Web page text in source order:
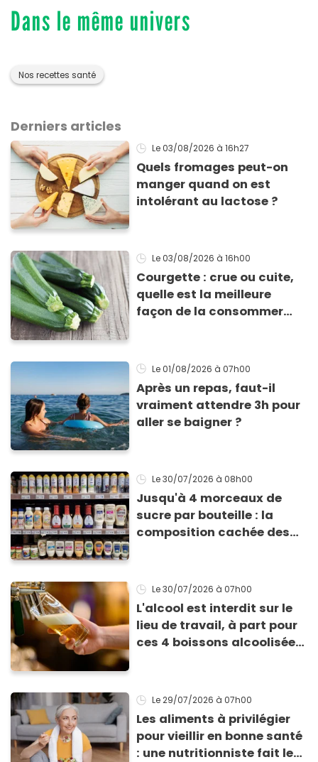
Dans le même univers
Nos recettes santé
Derniers articles
Le 03/08/2026 à 16h27
Quels fromages peut-on
manger quand on est
intolérant au lactose ?
Le 03/08/2026 à 16h00
Courgette : crue ou cuite,
quelle est la meilleure
façon de la consommer
Le 01/08/2026 à 07h00
Après un repas, faut-il
vraiment attendre 3h pour
aller se baigner ?
Le 30/07/2026 à 08h00
Jusqu'à 4 morceaux de
sucre par bouteille : la
composition cachée des
ultra-saines)
Le 30/07/2026 à 07h00
L'alcool est interdit sur le
lieu de travail, à part pour
ces 4 boissons alcoolisées
Le 29/07/2026 à 07h00
Les aliments à privilégier
pour vieillir en bonne santé
: une nutritionniste fait le